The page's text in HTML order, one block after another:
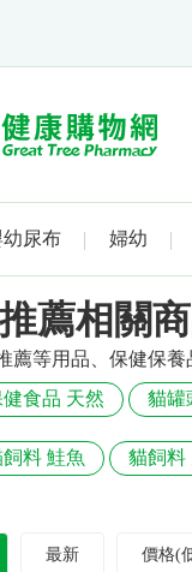
幼尿布 婦幼
薦相關
薦等用品、保健保
食品 天然 貓罐
料 鮭魚 貓飼料
最新 價格(